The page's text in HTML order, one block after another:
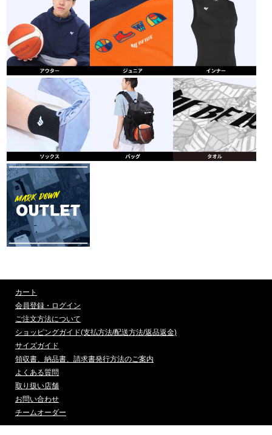
カート
会員登録・ログイン
ご注文方法について
ショッピングガイド(支払方法/配送方法/返品返金)
サイズガイド
領収書、納品書、請求書発行方法のご案内
よくある質問
取り扱い店舗
お問い合わせ
チームオーダー